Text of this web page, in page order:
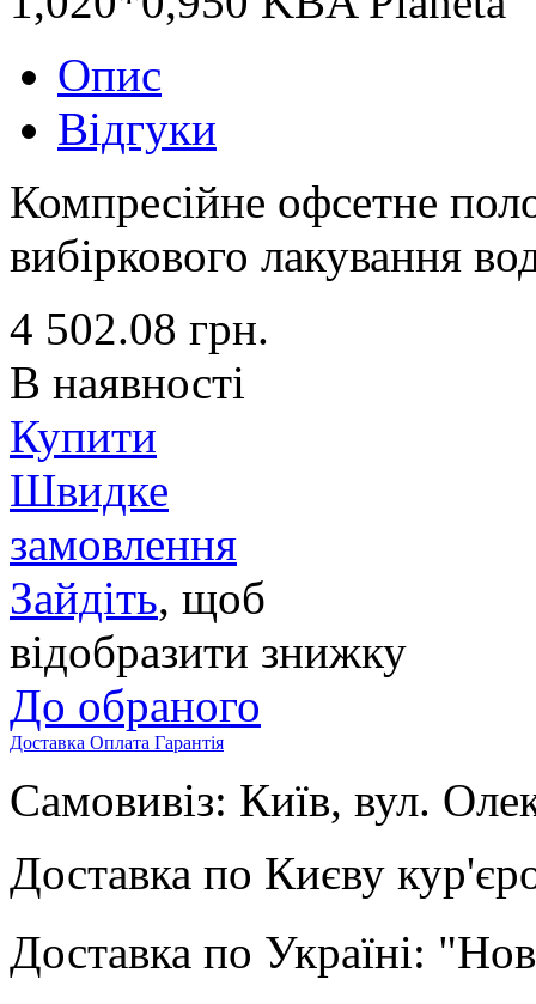
Опис
Відгуки
Компресійне офсетне
вибіркового лакування
4 502.08 грн.
В наявності
Купити
Швидке
замовлення
Зайдіть, щоб
відобразити знижку
До обраного
Доставка Оплата Гарантія
Самовивіз: Київ, вул.
Доставка по Києву
Доставка по Україні: